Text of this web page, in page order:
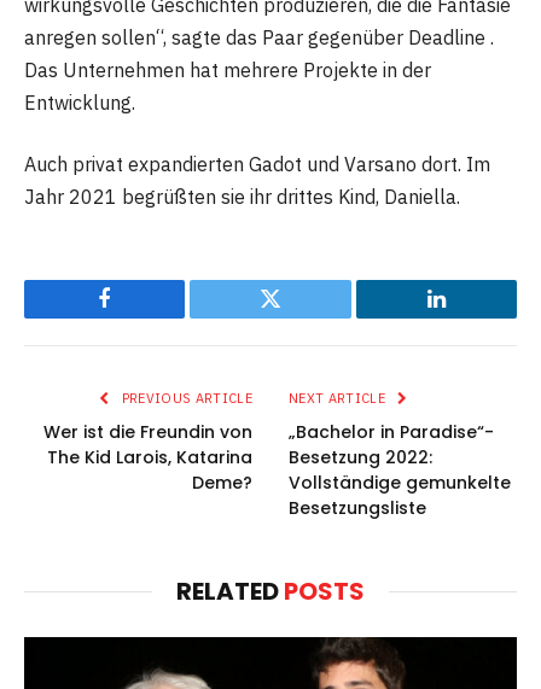
anregen sollen“, sagte das Paar gegenüber Deadline .
Das Unternehmen hat mehrere Projekte in der
Entwicklung.
Auch privat expandierten Gadot und Varsano dort. Im
Jahr 2021 begrüßten sie ihr drittes Kind, Daniella.
Facebook Twitter LinkedIn
PREVIOUS ARTICLE
Wer ist die Freundin von
The Kid Larois, Katarina
Deme?
NEXT ARTICLE
„Bachelor in Paradise“-
Besetzung 2022:
Vollständige gemunkelte
Besetzungsliste
RELATEDPOSTS